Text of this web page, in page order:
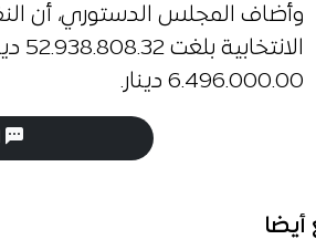
وأضاف المجلس الدستوري، أن
6.496.000.00 دينار.
أيضا